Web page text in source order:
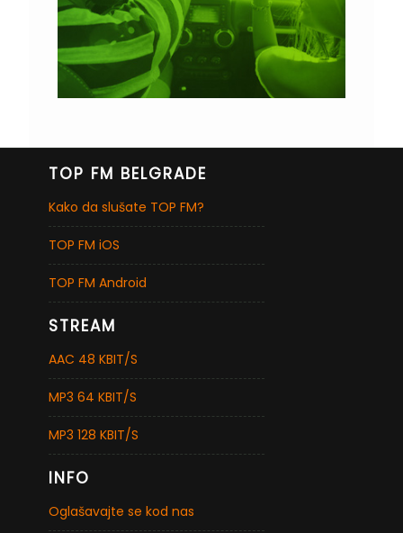
TOP FM BELGRADE
Kako da slušate TOP FM?
TOP FM iOS
TOP FM Android
STREAM
AAC 48 KBIT/S
MP3 64 KBIT/S
MP3 128 KBIT/S
INFO
Oglašavajte se kod nas